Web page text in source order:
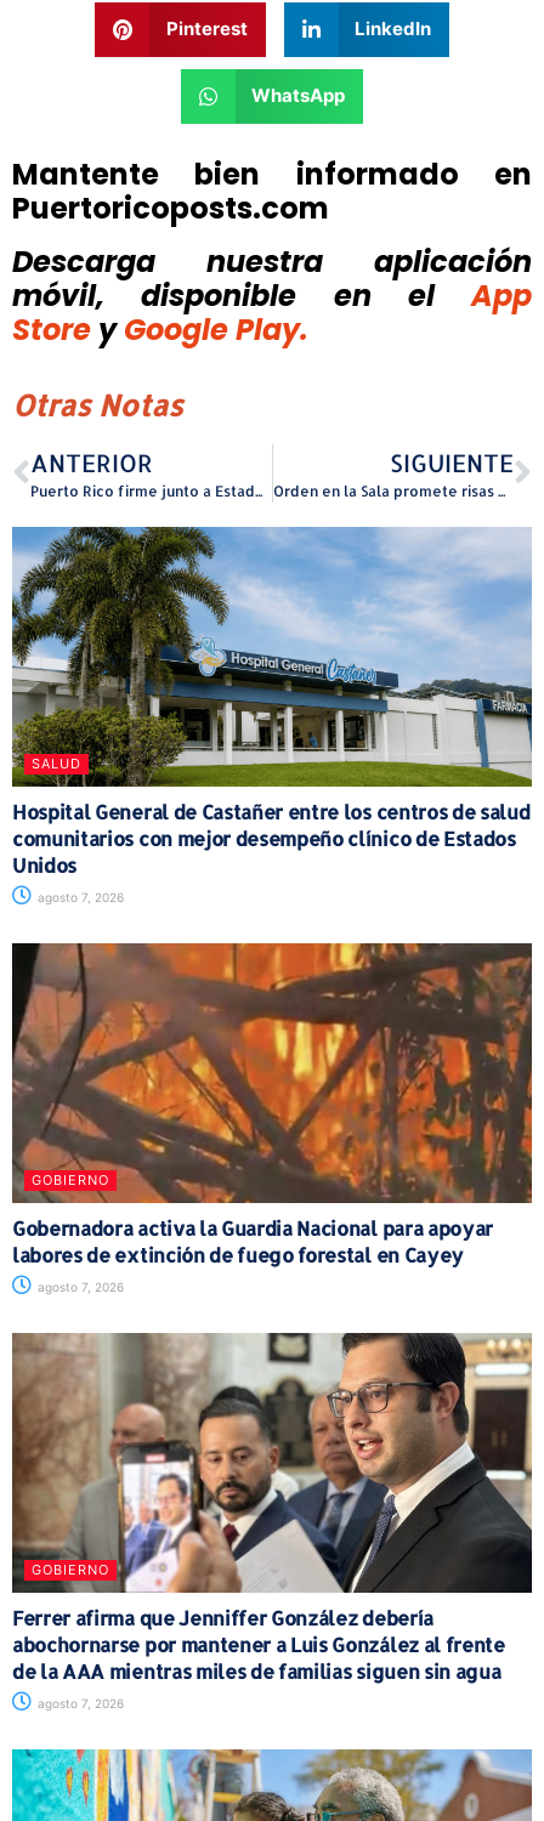
Pinterest LinkedIn
WhatsApp
Mantente bien informado en
Puertoricoposts.com
Descarga nuestra aplicación
móvil, disponible
en el
App
Store y Google Play.
Otras Notas
ANTERIOR
Puerto Rico firme junto a Estados Unidos en la lucha contra el narcotráfico
SIGUIENTE
Orden en la Sala promete risas e improvisación teatral
SALUD
Hospital General de Castañer entre los centros de salud
comunitarios con mejor desempeño clínico de Estados
Unidos
agosto 7, 2026
GOBIERNO
Gobernadora activa la Guardia Nacional para apoyar
labores de extinción de fuego forestal en Cayey
agosto 7, 2026
GOBIERNO
Ferrer afirma que Jenniffer González debería
abochornarse por mantener a Luis González al frente
de la AAA mientras miles de familias siguen sin agua
agosto 7, 2026